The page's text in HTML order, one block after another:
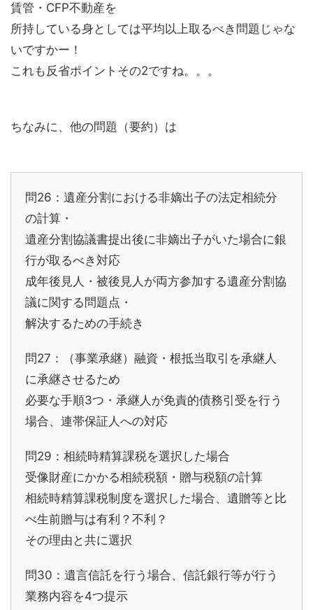
賃管・CFP不動産を
所持している身としては平均以上取るべき問題じゃな
いですかー！
これも反省ポイントその2ですね。。。
ちなみに、他の問題（要約）は
問26：遺産分割における非嫡出子の法定相続分
の計算・
遺産分割協議書提出後に非嫡出子がいた場合に銀
行が取るべき対応
成年後見人・被後見人が両方参加する遺産分割協
議に関する問題点・
解決するための手続き
問27：（事業承継）融資・根抵当取引を承継人
に承継させるため
必要な手順3つ・承継人が免責的債務引受を行う
場合、連帯保証人への対応
問29：相続時精算課税を選択した場合
受像財産にかかる相続税額・贈与税額の計算
相続時精算課税制度を選択した場合、遺贈等と比
べ生前贈与は有利？不利？
その理由と共に選択
問30：遺言信託を行う場合、信託銀行等が行う
業務内容を4つ提示